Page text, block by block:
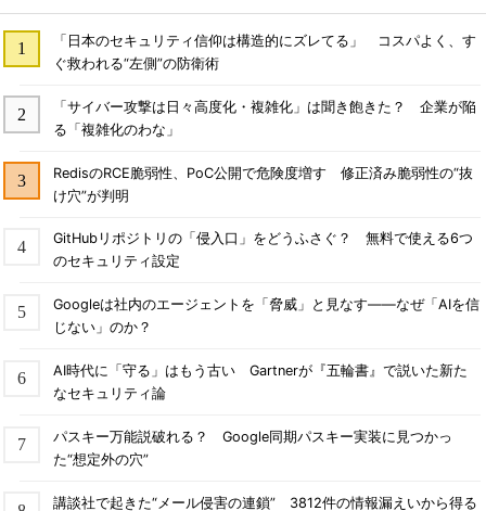
「日本のセキュリティ信仰は構造的にズレてる」 コスパよく、す
ぐ救われる“左側”の防衛術
「サイバー攻撃は日々高度化・複雑化」は聞き飽きた？ 企業が陥
る「複雑化のわな」
RedisのRCE脆弱性、PoC公開で危険度増す 修正済み脆弱性の“抜
け穴”が判明
GitHubリポジトリの「侵入口」をどうふさぐ？ 無料で使える6つ
のセキュリティ設定
Googleは社内のエージェントを「脅威」と見なす――なぜ「AIを信
じない」のか？
AI時代に「守る」はもう古い Gartnerが『五輪書』で説いた新た
なセキュリティ論
パスキー万能説破れる？ Google同期パスキー実装に見つかっ
た“想定外の穴”
講談社で起きた“メール侵害の連鎖” 3812件の情報漏えいから得る